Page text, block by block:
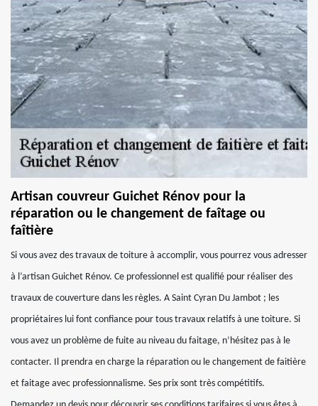
Artisan couvreur Guichet Rénov pour la
réparation ou le changement de faîtage ou
faîtière
Si vous avez des travaux de toiture à accomplir, vous pourrez vous adresser
à l’artisan Guichet Rénov. Ce professionnel est qualifié pour réaliser des
travaux de couverture dans les règles. A Saint Cyran Du Jambot ; les
propriétaires lui font confiance pour tous travaux relatifs à une toiture. Si
vous avez un problème de fuite au niveau du faitage, n’hésitez pas à le
contacter. Il prendra en charge la réparation ou le changement de faitière
et faitage avec professionnalisme. Ses prix sont très compétitifs.